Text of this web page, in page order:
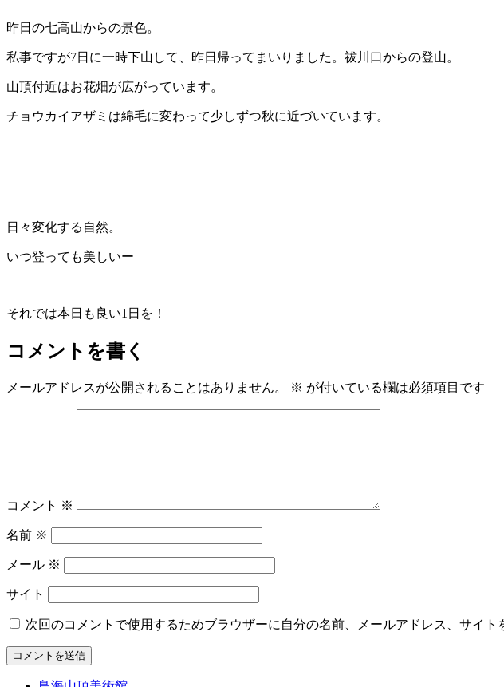
昨日の七高山からの景色。
私事ですが7日に一時下山して、昨日帰ってまいりました。祓川口からの登山。
山頂付近はお花畑が広がっています。
チョウカイアザミは綿毛に変わって少しずつ秋に近づいています。
日々変化する自然。
いつ登っても美しいー
それでは本日も良い1日を！
コメントを書く
メールアドレスが公開されることはありません。 ※ が付いている欄は必須項目です
コメント ※
名前 ※
メール ※
サイト
次回のコメントで使用するためブラウザーに自分の名前、メールアドレス、サイト